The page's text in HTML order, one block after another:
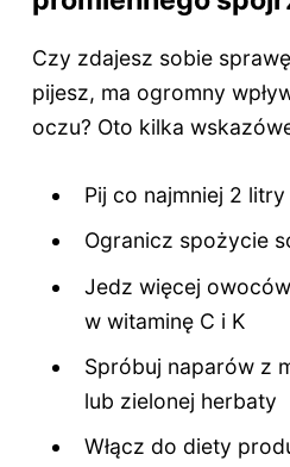
Czy zdajesz sobie
pijesz, ma ogromny
oczu? Oto kilka
Pij co najmniej 2
Ogranicz spożycie
Jedz więcej
w witaminę C i K
Spróbuj naparów z
lub zielonej herbaty
Włącz do diety